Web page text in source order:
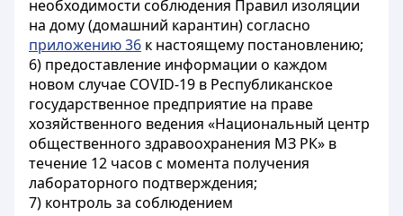
необходимости соблюдения Правил изоляции
на дому (домашний карантин) согласно
приложению 36 к настоящему постановлению;
6) предоставление информации о каждом
новом случае COVID-19 в Республиканское
государственное предприятие на праве
хозяйственного ведения «Национальный центр
общественного здравоохранения МЗ РК» в
течение 12 часов с момента получения
лабораторного подтверждения;
7) контроль за соблюдением